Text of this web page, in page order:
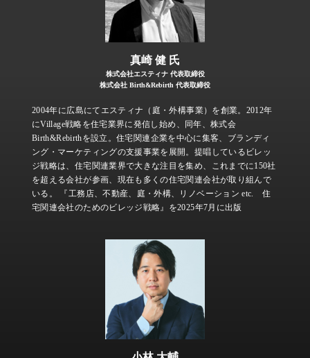
真崎 健 氏
株式会社エスティナ 代表取締役
株式会社 Birth&Rebirth 代表取締役
2004年に広島にてエスティナ（庭・外構事業）を創業。2012年
にVillage戦略を住宅業界に発信し始め、同年、株式会
Birth&Rebirthを設立。住宅関連企業を中心に集客、ブランディ
ング・マーケティングの支援事業を展開。提唱しているビレッ
ジ戦略は、住宅関連業界で大きな注目を集め、これまでに150社
を超える会社が参画、現在も多くの住宅関連会社が取り組んで
いる。 『工務店、不動産、庭・外構、リノベーション etc. 住
宅関連会社のためのビレッジ戦略』を2025年7月に出版